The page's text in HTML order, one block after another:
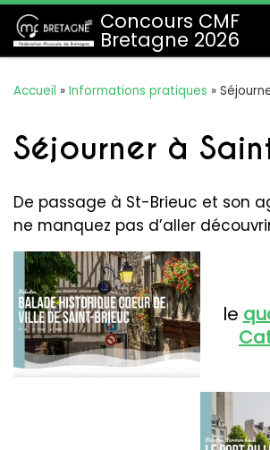
Passer au contenuConcours CMF
Bretagne 2026
Accueil » Informations pratiques »
Séjourner à
De passage à St-Brieuc et son
ne manquez pas d’aller
le